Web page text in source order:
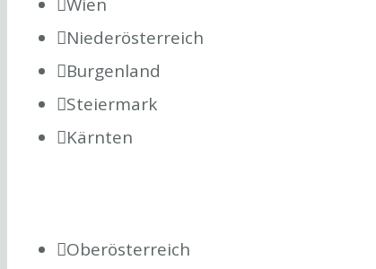
Niederösterreich
Burgenland
Steiermark
Kärnten
Oberösterreich